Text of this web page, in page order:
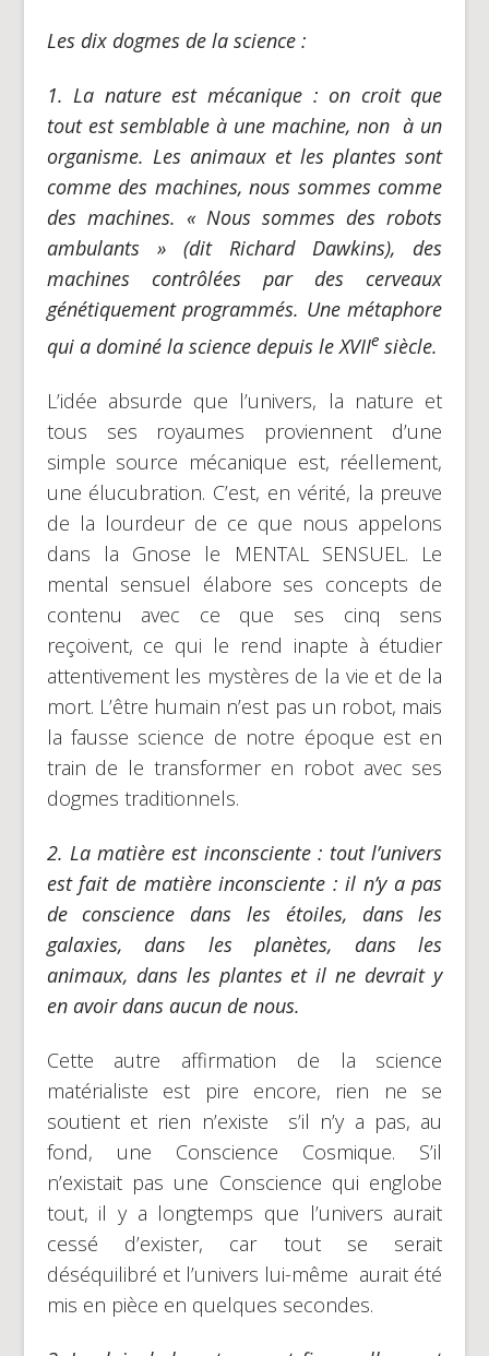
Les dix dogmes de la science :
1. La nature est mécanique : on croit que
tout est semblable à une machine, non à un
organisme. Les animaux et les plantes sont
comme des machines, nous sommes comme
des machines. « Nous sommes des robots
ambulants » (dit Richard Dawkins), des
machines contrôlées par des cerveaux
génétiquement programmés. Une métaphore
qui a dominé la science depuis le XVIIesiècle.
L’idée absurde que l’univers, la nature et
tous ses royaumes proviennent d’une
simple source mécanique est, réellement,
une élucubration. C’est, en vérité, la preuve
de la lourdeur de ce que nous appelons
dans la Gnose le MENTAL SENSUEL. Le
mental sensuel élabore ses concepts de
contenu avec ce que ses cinq sens
reçoivent, ce qui le rend inapte à étudier
attentivement les mystères de la vie et de la
mort. L’être humain n’est pas un robot, mais
la fausse science de notre époque est en
train de le transformer en robot avec ses
dogmes traditionnels.
2. La matière est inconsciente : tout l’univers
est fait de matière inconsciente : il n’y a pas
de conscience dans les étoiles, dans les
galaxies, dans les planètes, dans les
animaux, dans les plantes et il ne devrait y
en avoir dans aucun de nous.
Cette autre affirmation de la science
matérialiste est pire encore, rien ne se
soutient et rien n’existe s’il n’y a pas, au
fond, une Conscience Cosmique. S’il
n’existait pas une Conscience qui englobe
tout, il y a longtemps que l’univers aurait
cessé d’exister, car tout se serait
déséquilibré et l’univers lui-même aurait été
mis en pièce en quelques secondes.